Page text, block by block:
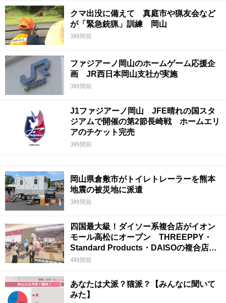
クマ出没に備えて 真庭市や猟友会など
が「緊急銃猟」訓練 岡山
3時間前
ファジアーノ岡山のホームゲーム応援企
画 JR西日本岡山支社が実施
3時間前
J1ファジアーノ岡山 JFE晴れの国スタ
ジアムで開催の第2節長崎戦 ホームエリ
アのチケット完売
3時間前
岡山県倉敷市がトイレトレーラーを熊本
地震の被災地に派遣
3時間前
四国最大級！ダイソー系複合店がイオン
モール高松にオープン THREEPPY・
Standard Products・DAISOの複合店は
香川県初
4時間前
あなたは犬派？猫派？【みんなに聞いて
みた】